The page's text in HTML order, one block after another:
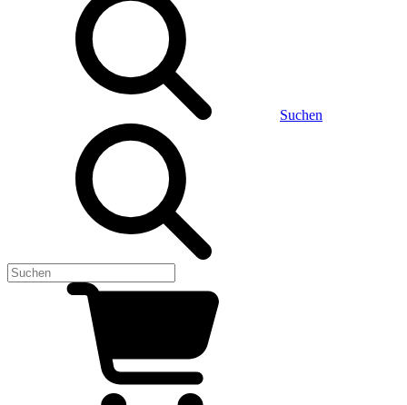
Suchen